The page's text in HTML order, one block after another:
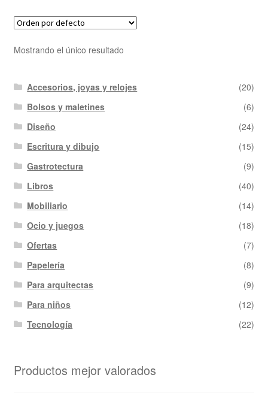
Mostrando el único resultado
Accesorios, joyas y relojes
(20)
Bolsos y maletines
(6)
Diseño
(24)
Escritura y dibujo
(15)
Gastrotectura
(9)
Libros
(40)
Mobiliario
(14)
Ocio y juegos
(18)
Ofertas
(7)
Papelería
(8)
Para arquitectas
(9)
Para niños
(12)
Tecnología
(22)
Productos mejor valorados